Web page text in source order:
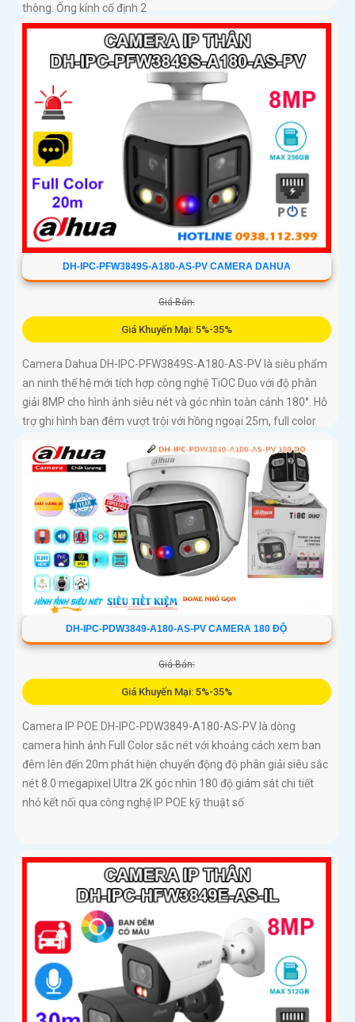
thông. Ống kính cố định 2
DH-IPC-PFW3849S-A180-AS-PV CAMERA DAHUA
Giá Bán:
Giá Khuyến Mại: 5%-35%
Camera Dahua DH-IPC-PFW3849S-A180-AS-PV là siêu phẩm
an ninh thế hệ mới tích hợp công nghệ TiOC Duo với độ phân
giải 8MP cho hình ảnh siêu nét và góc nhìn toàn cảnh 180°. Hỗ
trợ ghi hình ban đêm vượt trội với hồng ngoại 25m, full color
256GB đáp ứng nhu cầu lưu trữ dài hạn, thiết kế chuẩn IP67
chống bụi nước, cấp nguồn POE
DH-IPC-PDW3849-A180-AS-PV CAMERA 180 ĐỘ
Giá Bán:
Giá Khuyến Mại: 5%-35%
Camera IP POE DH-IPC-PDW3849-A180-AS-PV là dòng
camera hình ảnh Full Color sắc nét với khoảng cách xem ban
đêm lên đến 20m phát hiện chuyển động độ phân giải siêu sắc
nét 8.0 megapixel Ultra 2K góc nhìn 180 độ giám sát chi tiết
nhỏ kết nối qua công nghệ IP POE kỹ thuật số